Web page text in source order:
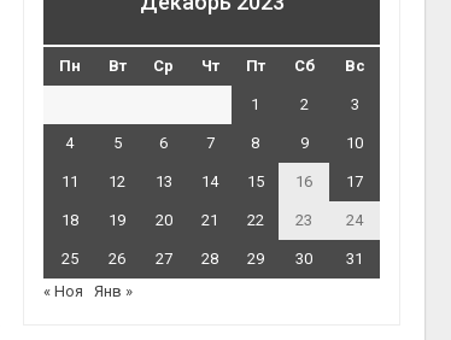
Пн Вт Ср Чт Пт Сб Вс
1 2 3
4 5 6 7 8 9 10
11 12 13 14 15 16 17
18 19 20 21 22 23 24
25 26 27 28 29 30
31
« Ноя
Янв »